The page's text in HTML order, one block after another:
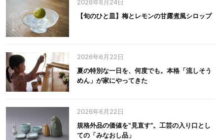
2026年6月24日
【旬のひと皿】梅とレモンの甘露煮風シロップ
2026年6月22日
夏の特別な一日を、何度でも。本格「流しそう
めん」が家にやってきた
2026年6月22日
規格外品の価値を‟見直す”。工芸の入り口とし
ての「みなおし品」